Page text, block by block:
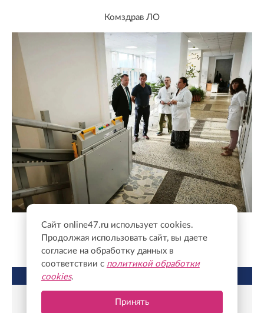
Комздрав ЛО
Комздрав ЛО
НЕ ПРОПУСТИТЕ
Фельдшер из Тосно рассказала о
Сайт online47.ru использует cookies.
Продолжая использовать сайт, вы даете
согласие на обработку данных в
соответствии с политикой обработки
cookies.
Принять